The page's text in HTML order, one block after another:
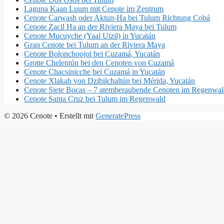
Laguna Kaan Luum mit Cenote im Zentrum
Cenote Carwash oder Aktun-Ha bei Tulum Richtung Cobá
Cenote Zacil Ha an der Riviera Maya bei Tulum
Cenote Mucuyche (Yaal Utzil) in Yucatán
Gran Cenote bei Tulum an der Riviera Maya
Cenote Bolonchoojol bei Cuzamá, Yucatán
Grotte Chelentún bei den Cenoten von Cuzamá
Cenote Chacsinicche bei Cuzamá in Yucatán
Cenote Xlakah von Dzibilchaltún bei Mérida, Yucatán
Cenote Siete Bocas – 7 atemberaubende Cenoten im
Cenote Santa Cruz bei Tulum im Regenwald
© 2026 Cenote • Erstellt mit GeneratePress